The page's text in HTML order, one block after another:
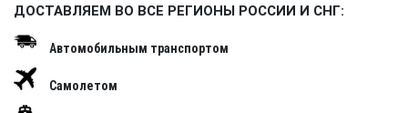
ДОСТАВЛЯЕМ ВО ВСЕ РЕГИОНЫ РОССИИ И СНГ:
Автомобильным транспортом
Самолетом